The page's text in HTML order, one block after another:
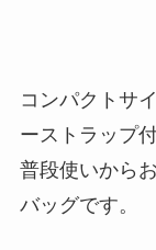
コンパクトサ
ーストラップ
普段使いから
バッグです。